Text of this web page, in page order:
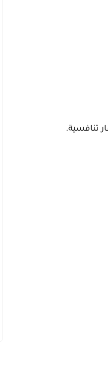
تنافسية.